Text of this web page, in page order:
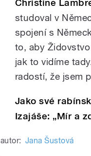
Christine
studoval v
spojení s
to, aby
jak to vidíme
radostí, že jsem
Jako své
Izajáše: „Mír a
autor: Jana Šustová